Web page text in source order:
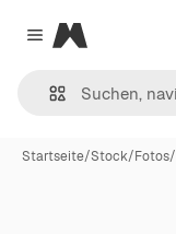
Close menu
Magnific
Startseite/Stock/Fotos/